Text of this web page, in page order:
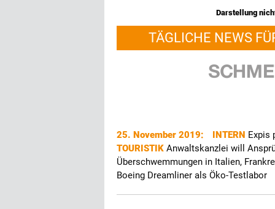
Darstellung
TÄGLICHE NEWS
25. November 2019: INTERN Expis
TOURISTIK Anwaltskanzlei will
Überschwemmungen in Italien,
Boeing Dreamliner als Öko-Testlabor